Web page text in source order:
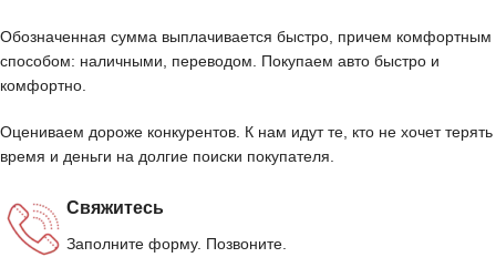
Обозначенная сумма выплачивается быстро, причем комфортным
способом: наличными, переводом. Покупаем авто быстро и
комфортно.
Оцениваем дороже конкурентов. К нам идут те, кто не хочет терять
время и деньги на долгие поиски покупателя.
Свяжитесь
Заполните форму. Позвоните.